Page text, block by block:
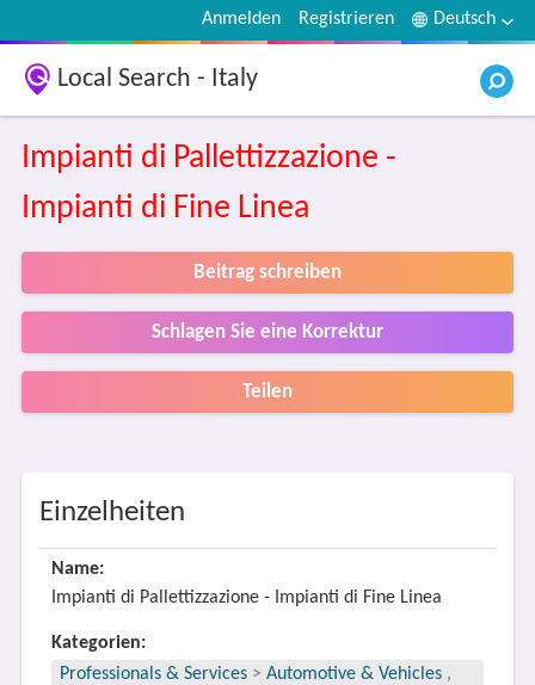
Deutsch
Registrieren
Anmelden
Local Search - Italy
Impianti di Pallettizzazione -
Impianti di Fine Linea
Beitrag schreiben
Schlagen Sie eine Korrektur
Teilen
Einzelheiten
Name:
Impianti di Pallettizzazione - Impianti di Fine Linea
Kategorien:
Professionals & Services > Automotive & Vehicles ,